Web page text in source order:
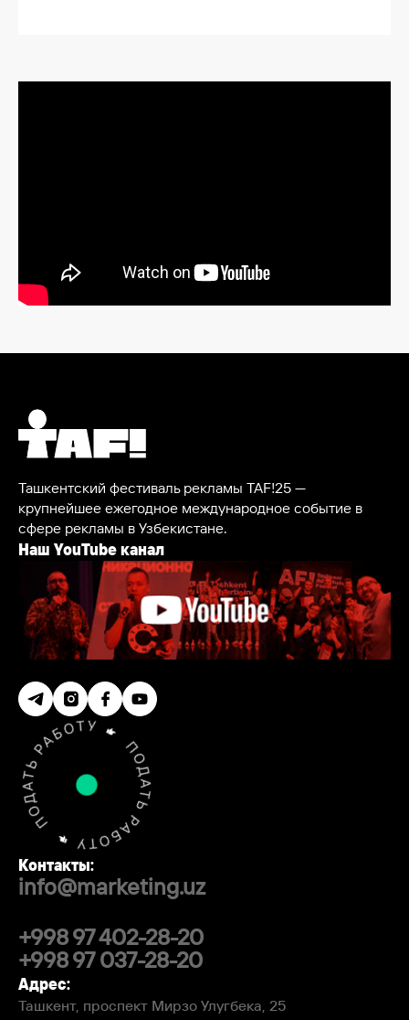
Ташкентский фестиваль рекламы TAF!25 —
крупнейшее ежегодное международное событие в
сфере рекламы в Узбекистане.
Наш YouTube канал
Контакты:
info@marketing.uz
+998 97 402-28-20
+998 97 037-28-20
Адрес:
Ташкент, проспект Мирзо Улугбека, 25